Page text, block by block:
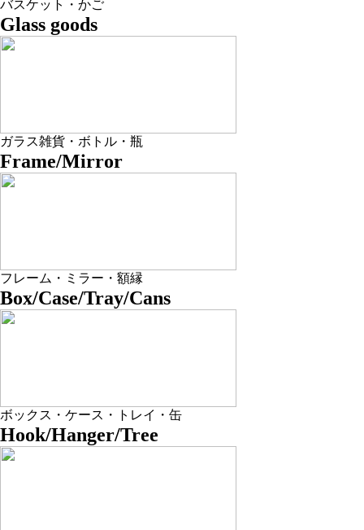
バスケット・かご
Glass goods
ガラス雑貨・ボトル・瓶
Frame/Mirror
フレーム・ミラー・額縁
Box/Case/Tray/Cans
ボックス・ケース・トレイ・缶
Hook/Hanger/Tree